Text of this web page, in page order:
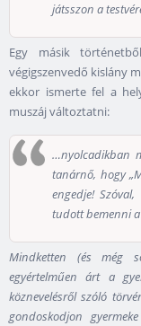
játsszon a
Egy másik
végigszenvedő kislány
ekkor ismerte fel a
muszáj változtatni:
…nyolcadikban
tanárnő, hogy
engedje!
tudott bemenni
Mindketten (és még
egyértelműen árt a
köznevelésről szóló
gondoskodjon